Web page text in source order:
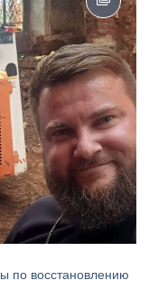
по восстановлению